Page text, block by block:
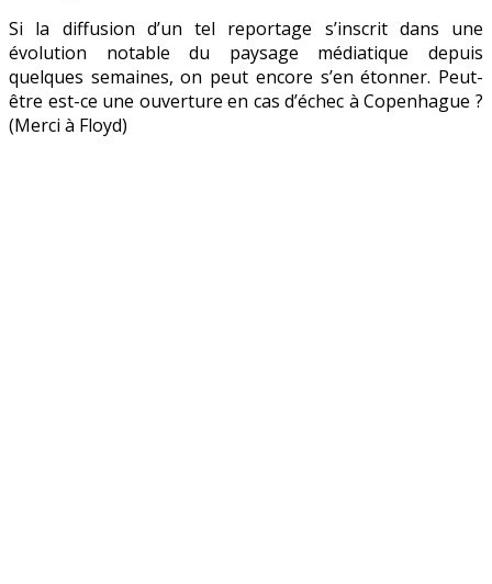
Si la diffusion d’un tel reportage s’inscrit dans une
évolution notable du paysage médiatique depuis
quelques semaines, on peut encore s’en étonner. Peut-
être est-ce une ouverture en cas d’échec à Copenhague ?
(Merci à Floyd)